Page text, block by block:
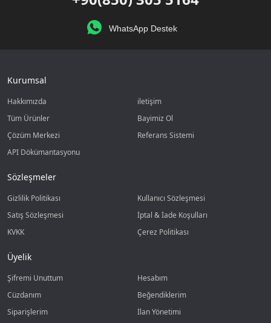
WhatsApp Destek
Kurumsal
Hakkımızda
iletişim
Tüm Ürünler
Bayimiz Ol
Çözüm Merkezi
Referans Sistemi
API Dökümantasyonu
Sözleşmeler
Gizlilik Politikası
Kullanıcı Sözleşmesi
Satış Sözleşmesi
İptal & İade Koşulları
KVKK
Çerez Politikası
Üyelik
Şifremi Unuttum
Hesabım
Cüzdanım
Beğendiklerim
Siparişlerim
İlan Yönetimi